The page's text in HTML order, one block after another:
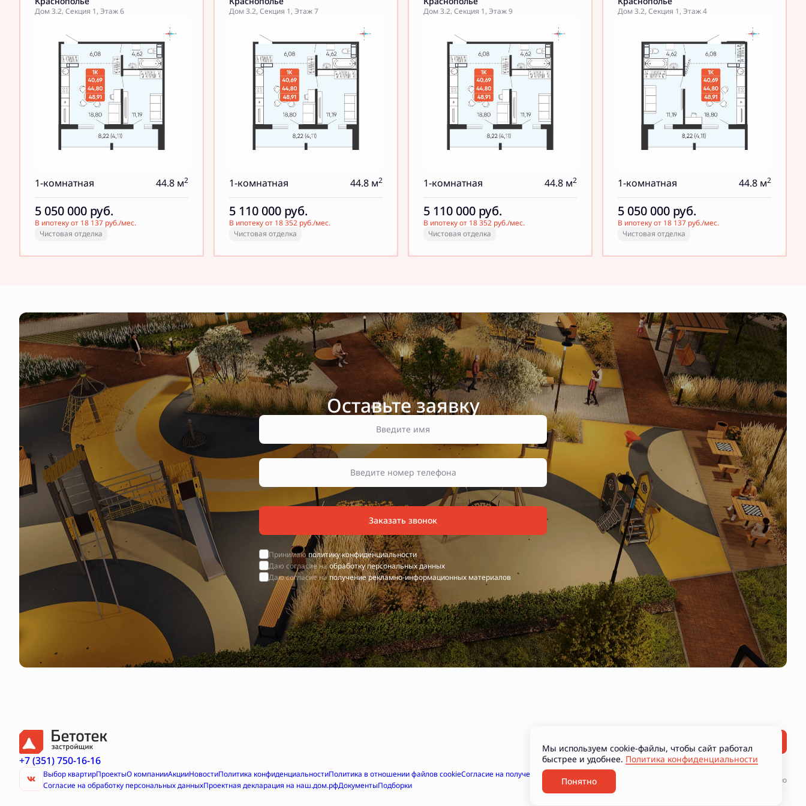
Дом 3.2, Секция 1, Этаж 6
1-комнатная 44.8 м2
5 050 000 руб.
В ипотеку от 18 137 руб./мес.
Чистовая отделка
Дом 3.2, Секция 1, Этаж 7
1-комнатная 44.8 м2
5 110 000 руб.
В ипотеку от 18 352 руб./мес.
Чистовая отделка
Дом 3.2, Секция 1, Этаж 9
1-комнатная 44.8 м2
5 110 000 руб.
В ипотеку от 18 352 руб./мес.
Чистовая отделка
Дом 3.2, Секция 1, Этаж 4
1-комнатная 44.8 м2
5 050 000 руб.
В ипотеку от 18 137 руб./мес.
Чистовая отделка
Оставьте заявку
Заказать звонок
Принимаю политику конфиденциальности
Даю согласие наобработку персональных данных
Даю согласие наполучение рекламно-информационных материалов
+7 (351) 750-16-16
Выбор квартирПроектыО компанииАкцииНовостиПолитика конфиденциальностиПолитика в отношении файлов cookieСогласие на получение рекламно-информационных материалов
Согласие на обработку персональных данныхПроектная декларация на наш.дом.рфДокументыПодборки
Разработано
Мы используем cookie-файлы, чтобы сайт работал
быстрее и удобнее. Политика конфиденциальности
Понятно